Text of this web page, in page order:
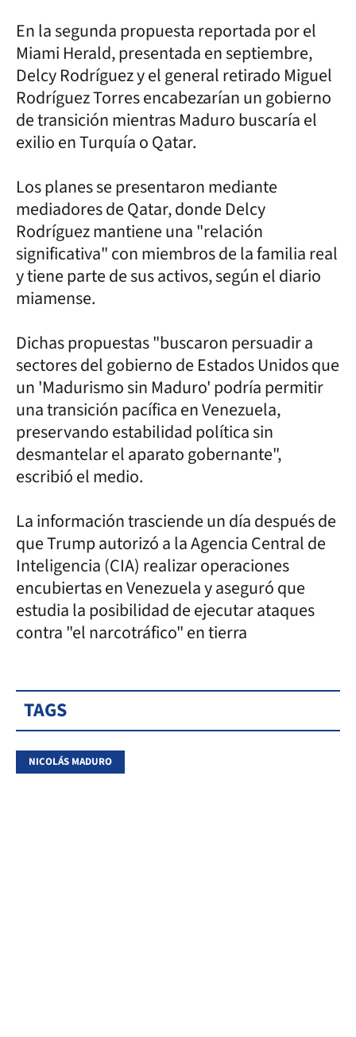
En la segunda propuesta reportada por el
Miami Herald, presentada en septiembre,
Delcy Rodríguez y el general retirado Miguel
Rodríguez Torres encabezarían un gobierno
de transición mientras Maduro buscaría el
exilio en Turquía o Qatar.
Los planes se presentaron mediante
mediadores de Qatar, donde Delcy
Rodríguez mantiene una "relación
significativa" con miembros de la familia real
y tiene parte de sus activos, según el diario
miamense.
Dichas propuestas "buscaron persuadir a
sectores del gobierno de Estados Unidos que
un 'Madurismo sin Maduro' podría permitir
una transición pacífica en Venezuela,
preservando estabilidad política sin
desmantelar el aparato gobernante",
escribió el medio.
La información trasciende un día después de
que Trump autorizó a la Agencia Central de
Inteligencia (CIA) realizar operaciones
encubiertas en Venezuela y aseguró que
estudia la posibilidad de ejecutar ataques
contra "el narcotráfico" en tierra
TAGS
NICOLÁS MADURO